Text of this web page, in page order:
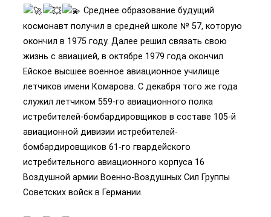
Среднее образование будущий
космонавт получил в средней школе № 57, которую
окончил в 1975 году. Далее решил связать свою
жизнь с авиацией, в октябре 1979 года окончил
Ейское высшее военное авиационное училище
летчиков имени Комарова. С декабря того же года
служил летчиком 559-го авиационного полка
истребителей­-бомбардировщиков в составе 105-­й
авиационной дивизии истребителей­-
бомбардировщиков 61-­го гвардейского
истребительного авиационного корпуса 16
Воздушной армии Военно-Воздушных Сил Группы
Советских войск в Германии.